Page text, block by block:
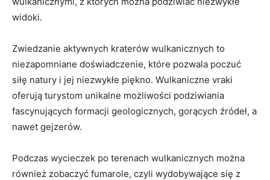
widoki.
Zwiedzanie aktywnych kraterów ‍wulkanicznych ‌to
niezapomniane doświadczenie, które pozwala ‌poczuć
siłę natury i jej niezwykłe piękno. Wulkaniczne vraki
oferują turystom unikalne możliwości ​podziwiania
fascynujących formacji geologicznych, gorących źródeł, a
nawet gejzerów.
Podczas wycieczek po terenach wulkanicznych można
również zobaczyć⁣ fumarole, czyli wydobywające się ⁤z